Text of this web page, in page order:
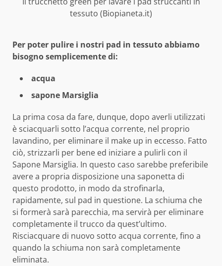
tessuto (Biopianeta.it)
Per poter pulire i nostri pad in tessuto abbiamo
bisogno semplicemente di:
acqua
sapone Marsiglia
La prima cosa da fare, dunque, dopo averli utilizzati
è sciacquarli sotto l’acqua corrente, nel proprio
lavandino, per eliminare il make up in eccesso. Fatto
ciò, strizzarli per bene ed iniziare a pulirli con il
Sapone Marsiglia. In questo caso sarebbe preferibile
avere a propria disposizione una saponetta di
questo prodotto, in modo da strofinarla,
rapidamente, sul pad in questione. La schiuma che
si formerà sarà parecchia, ma servirà per eliminare
completamente il trucco da quest’ultimo.
Risciacquare di nuovo sotto acqua corrente, fino a
quando la schiuma non sarà completamente
eliminata.